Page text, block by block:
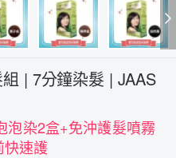
| 7分鐘染髮 | JAAS
泡染2盒+免沖護髮噴霧
快速護